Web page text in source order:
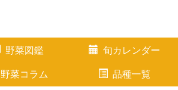
野菜図鑑 旬カレンダー
野菜コラム 品種一覧